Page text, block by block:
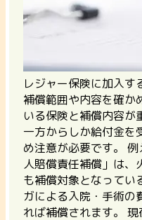
レジャー保険に加入す
補償範囲や内容を確か
いる保険と補償内容が
一方からしか給付金を
め注意が必要です。
例
人賠償責任補償」は、
も補償対象となってい
ガによる入院・手術の
れば補償されます。